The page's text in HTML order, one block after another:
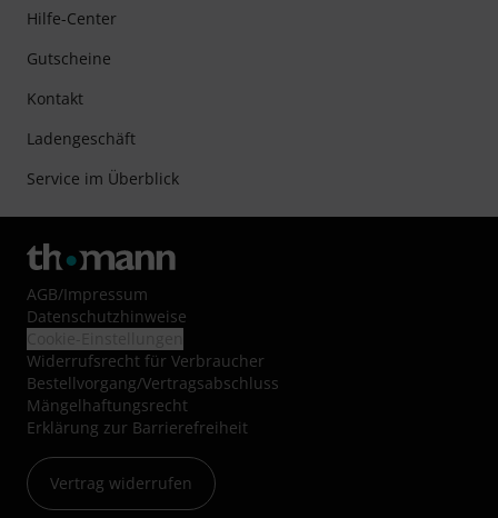
Hilfe-Center
Gutscheine
Kontakt
Ladengeschäft
Service im Überblick
AGB/Impressum
Datenschutzhinweise
Widerrufsrecht für Verbraucher
Bestellvorgang/Vertragsabschluss
Mängelhaftungsrecht
Erklärung zur Barrierefreiheit
Vertrag widerrufen